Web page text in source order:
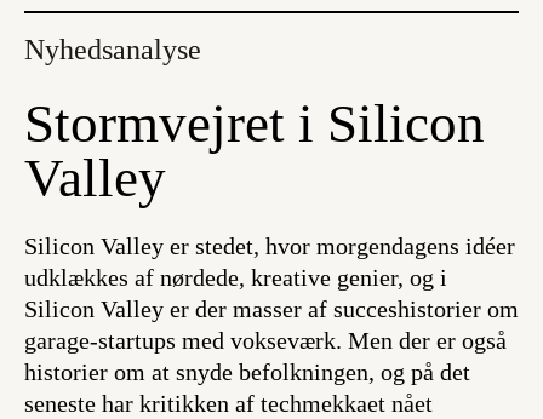
Nyhedsanalyse
Stormvejret i Silicon
Valley
Silicon Valley er stedet, hvor morgendagens idéer
udklækkes af nørdede, kreative genier, og i
Silicon Valley er der masser af succeshistorier om
garage-startups med vokseværk. Men der er også
historier om at snyde befolkningen, og på det
seneste har kritikken af techmekkaet nået